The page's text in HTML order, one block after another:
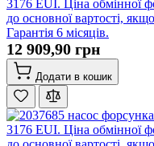
3176 EUI. Ціна обмінної
до основної вартості,
Гарантія 6 місяців.
12 909,90 грн
Додати в кошик